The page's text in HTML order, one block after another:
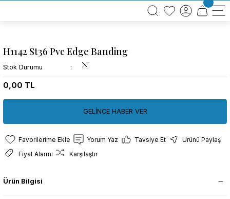
BÜTÜN ALIŞVERİŞLERİNİZDE KARGO BEDAVA!
TÜRKİYE GENELİNDE 10.000 MÜŞTERİ REFERANSI
H1142 St36 Pvc Edge Banding
Stok Durumu
0,00 TL
GELİNCE HABER VER
Yorum Yaz Tavsiye Et
Ürünü Paylaş
Fiyat Alarmı
Karşılaştır
Ürün Bilgisi